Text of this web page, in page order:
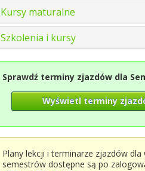
Kursy maturalne
Szkolenia i kursy
Sprawdź terminy zjazdów dla
Wyświetl terminy
Plany lekcji i terminarze zjazdów dla
semestrów dostępne są po